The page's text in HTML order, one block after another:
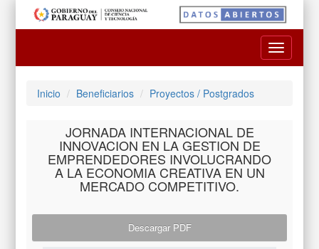
Toggle
Inicio Beneficiarios Proyectos / Postgrados
JORNADA INTERNACIONAL DE
INNOVACION EN LA GESTION DE
EMPRENDEDORES INVOLUCRANDO
A LA ECONOMIA CREATIVA EN UN
MERCADO COMPETITIVO.
Descargar PDF